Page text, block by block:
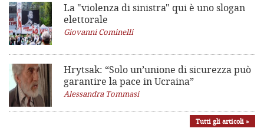
La "violenza di sinistra" qui è uno slogan
elettorale
Giovanni Cominelli
Hrytsak: “Solo un’unione di sicurezza può
garantire la pace in Ucraina”
Alessandra Tommasi
Tutti gli articoli »